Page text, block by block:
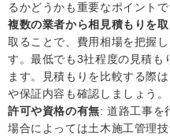
るかどうかも重要なポイントで
複数の業者から相見積もりを
取ることで、費用相場を把握
す。最低でも3社程度の見積も
ます。見積もりを比較する際
や保証内容も確認しましょう。
許可や資格の有無: 道路工事を
場合によっては土木施工管理